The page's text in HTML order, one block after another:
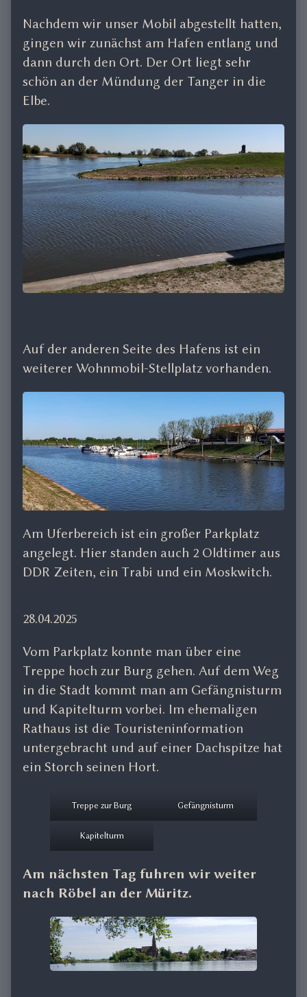
Nachdem wir unser Mobil abgestellt hatten,
gingen wir zunächst am Hafen entlang und
dann durch den Ort. Der Ort liegt sehr
schön an der Mündung der Tanger in die
Elbe.
Auf der anderen Seite des Hafens ist ein
weiterer Wohnmobil-Stellplatz vorhanden.
Am Uferbereich ist ein großer Parkplatz
angelegt. Hier standen auch 2 Oldtimer aus
DDR Zeiten, ein Trabi und ein Moskwitch.
28.04.2025
Vom Parkplatz konnte man über eine
Treppe hoch zur Burg gehen. Auf dem Weg
in die Stadt kommt man am Gefängnisturm
und Kapitelturm vorbei. Im ehemaligen
Rathaus ist die Touristeninformation
untergebracht und auf einer Dachspitze hat
ein Storch seinen Hort.
Treppe zur Burg Gefängnisturm
Kapitelturm
Am nächsten Tag fuhren wir weiter
nach Röbel an der Müritz.